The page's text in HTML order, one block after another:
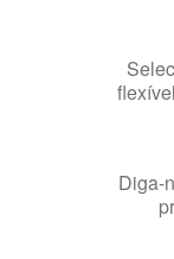
Diga-